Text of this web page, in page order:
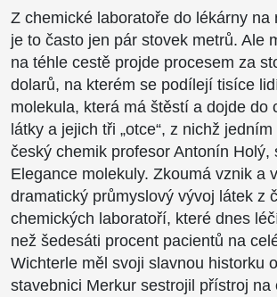
Z chemické laboratoře do lékárny na
je to často jen pár stovek metrů. Ale
na téhle cestě projde procesem za
dolarů, na kterém se podílejí tisíce
molekula, která má štěstí a dojde do
látky a jejich tři „otce“, z nichž
český chemik profesor Antonín Holý,
Elegance molekuly. Zkoumá vznik a
dramatický průmyslový vývoj látek z
chemických laboratoří, které dnes
než šedesáti procent pacientů na
Wichterle měl svoji slavnou historku
stavebnici Merkur sestrojil přístroj na